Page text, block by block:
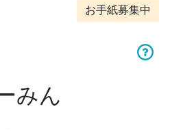
お手紙募集中
みん